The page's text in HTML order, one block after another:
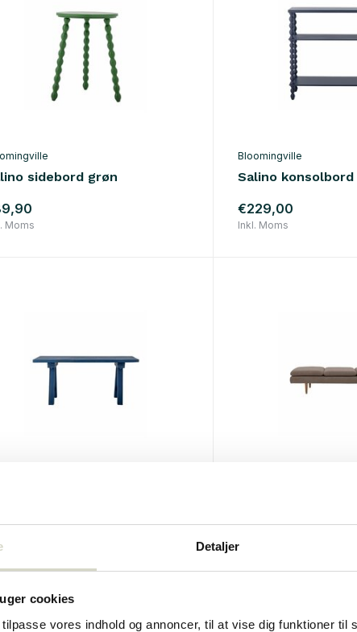
Detaljer
cookies
vores indhold og annoncer, til at vise dig funktioner til
sidebord grøn
Moms
Bloomingville
Salino konsolbord
€229,00
Inkl. Moms
Moms Inkl. Moms